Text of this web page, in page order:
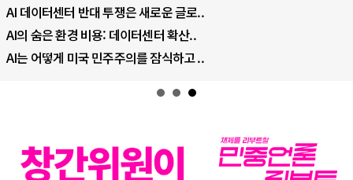
AI 데이터센터 반대 투쟁은 새로운 글로..
AI의 숨은 환경 비용: 데이터센터 확산..
AI는 어떻게 미국 민주주의를 잠식하고 ..